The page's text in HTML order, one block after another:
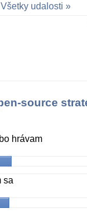
Všetky udalosti
source
hrávam
sa